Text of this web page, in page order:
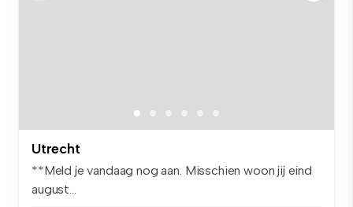
Utrecht
**Meld je vandaag nog aan. Misschien woon jij eind
august...